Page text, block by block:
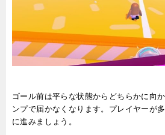
ゴール前は平らな状態からどちらかに向
ンプで届かなくなります。プレイヤーが
に進みましょう。